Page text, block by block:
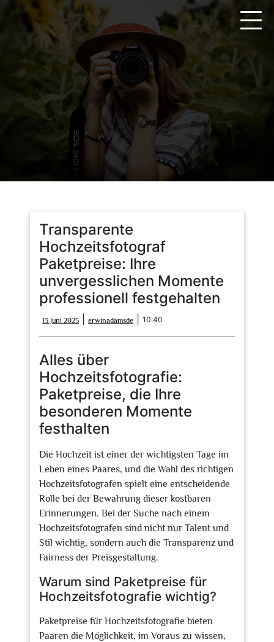
springen
Transparente
Hochzeitsfotograf
Paketpreise: Ihre
unvergesslichen Momente
professionell festgehalten
13 Juni 2025
Juni
2025
erwinadamsde erwinadamsde
10:40
Alles über
Hochzeitsfotografie:
Paketpreise, die Ihre
besonderen Momente
festhalten
Die Hochzeit ist einer der wichtigsten Tage im
Leben eines Paares, und die Wahl des richtigen
Hochzeitsfotografen spielt eine entscheidende
Rolle bei der Bewahrung dieser kostbaren
Erinnerungen. Bei der Suche nach einem
Hochzeitsfotografen sind nicht nur Talent und
Stil wichtig, sondern auch die Transparenz und
Fairness der Preisgestaltung.
Warum sind Paketpreise für
Hochzeitsfotografie wichtig?
Paketpreise für Hochzeitsfotografie bieten
Paaren die Möglichkeit, im Voraus zu wissen,